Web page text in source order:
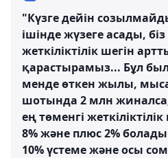
"Күзге дейін
ішінде жүзеге асады,
жеткіліктілік шегін
қарастырамыз... Бұл
менде өткен жылы,
шотында 2 млн
ең төменгі
8% және плюс 2%
10% үстеме және осы